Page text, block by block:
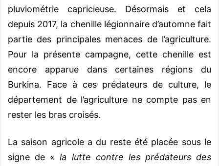
pluviométrie capricieuse. Désormais et cela
depuis 2017, la chenille légionnaire d’automne fait
partie des principales menaces de l’agriculture.
Pour la présente campagne, cette chenille est
encore apparue dans certaines régions du
Burkina. Face à ces prédateurs de culture, le
département de l’agriculture ne compte pas en
rester les bras croisés.
La saison agricole a du reste été placée sous le
signe de «la lutte contre les prédateurs des